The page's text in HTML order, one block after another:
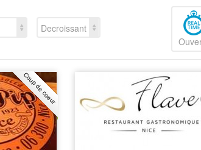
Decroissant
Coup de coeur